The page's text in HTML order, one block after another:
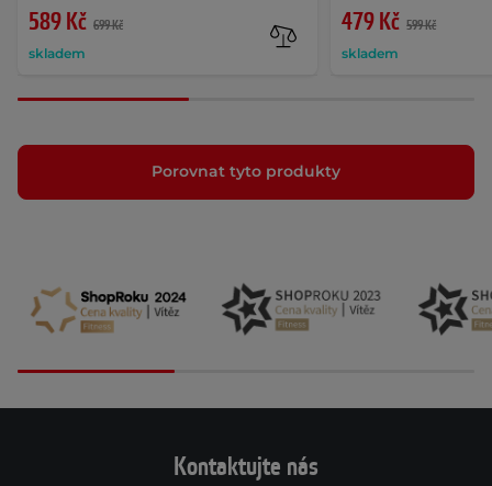
589 Kč 699 Kč
skladem
479 Kč 599 Kč
skladem
Porovnat tyto produkty
Kontaktujte nás